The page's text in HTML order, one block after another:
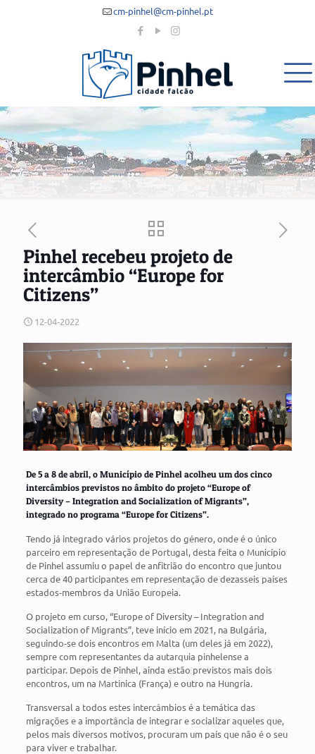
cm-pinhel@cm-pinhel.pt
Pinhel recebeu projeto de
intercâmbio “Europe for
Citizens”
12-04-2022
De 5 a 8 de abril, o Município de Pinhel acolheu um dos cinco
intercâmbios previstos no âmbito do projeto “Europe of
Diversity – Integration and Socialization of Migrants”,
integrado no programa “Europe for Citizens”.
Tendo já integrado vários projetos do género, onde é o único
parceiro em representação de Portugal, desta feita o Município
de Pinhel assumiu o papel de anfitrião do encontro que juntou
cerca de 40 participantes em representação de dezasseis países
estados-membros da União Europeia.
O projeto em curso, “Europe of Diversity – Integration and
Socialization of Migrants”, teve início em 2021, na Bulgária,
seguindo-se dois encontros em Malta (um deles já em 2022),
sempre com representantes da autarquia pinhelense a
participar. Depois de Pinhel, ainda estão previstos mais dois
encontros, um na Martinica (França) e outro na Hungria.
Transversal a todos estes intercâmbios é a temática das
migrações e a importância de integrar e socializar aqueles que,
pelos mais diversos motivos, procuram um país que não é o seu
para viver e trabalhar.